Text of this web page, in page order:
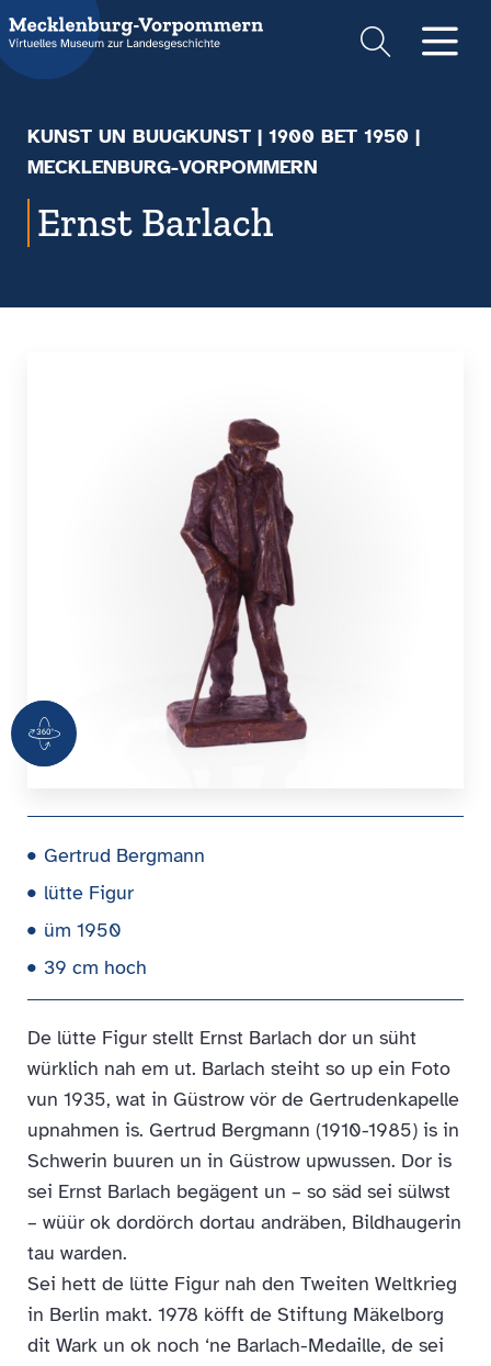
Suche
KUNST UN BUUGKUNST | 1900 BET 1950 |
MECKLENBURG-VORPOMMERN
Ernst Barlach
360 Grad Ansicht
Gertrud Bergmann
lütte Figur
üm 1950
39 cm hoch
De lütte Figur stellt Ernst Barlach dor un süht
würklich nah em ut. Barlach steiht so up ein Foto
vun 1935, wat in Güstrow vör de Gertrudenkapelle
upnahmen is. Gertrud Bergmann (1910-1985) is in
Schwerin buuren un in Güstrow upwussen. Dor is
sei Ernst Barlach begägent un – so säd sei sülwst
– wüür ok dordörch dortau andräben, Bildhaugerin
tau warden.
Sei hett de lütte Figur nah den Tweiten Weltkrieg
in Berlin makt. 1978 köfft de Stiftung Mäkelborg
dit Wark un ok noch ‘ne Barlach-Medaille, de sei